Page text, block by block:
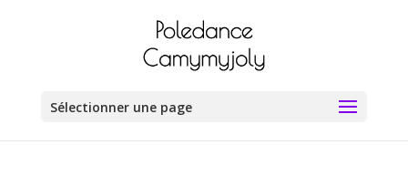
Sélectionner une page